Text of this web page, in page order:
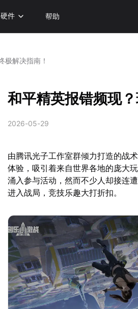
硬件 帮助
极解决指南！
和平精英报错频现
2026-05-29
由腾讯光子工作室群倾力打造的战
体验，吸引着来自世界各地的庞大
涌入参与活动，然而不少人却接连
进入战局，竞技乐趣大打折扣。